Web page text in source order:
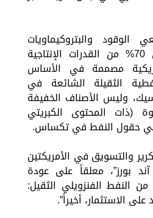
والبتروكيماويات
الأمريكية” بأن حوالي 70% من القدرات الإنتاجية
مصممة في الأساس
الثقيلة الشائعة في
وليس الأصناف الخفيفة
(ذات المحتوى الكبريتي
حقول النفط في تكساس.
والتسويق في الأمريكتين
بورز”، معلقاً على عودة
النفط الفنزويلي الثقيل:
الاستثمار، أخيراً”.